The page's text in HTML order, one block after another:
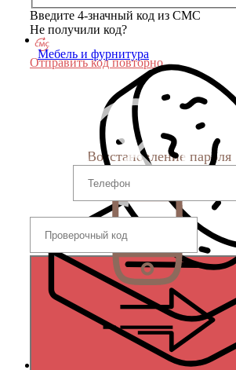
Мебель и фурнитура
Введите 4-значный код из СМС
Не получили код?
Отправить код повторно
Восстановление пароля